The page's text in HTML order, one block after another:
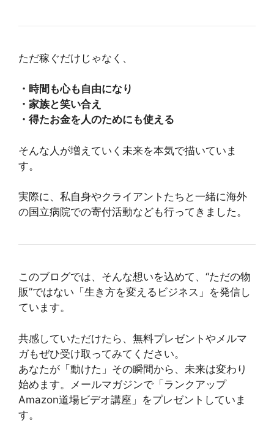
ただ稼ぐだけじゃなく、
・時間も心も自由になり
・家族と笑い合え
・得たお金を人のためにも使える
そんな人が増えていく未来を本気で描いていま
す。
実際に、私自身やクライアントたちと一緒に海外
の国立病院での寄付活動なども行ってきました。
このブログでは、そんな想いを込めて、“ただの物
販”ではない「生き方を変えるビジネス」を発信し
ています。
共感していただけたら、無料プレゼントやメルマ
ガもぜひ受け取ってみてください。
あなたが「動けた」その瞬間から、未来は変わり
始めます。メールマガジンで「ランクアップ
Amazon道場ビデオ講座」をプレゼントしていま
す。